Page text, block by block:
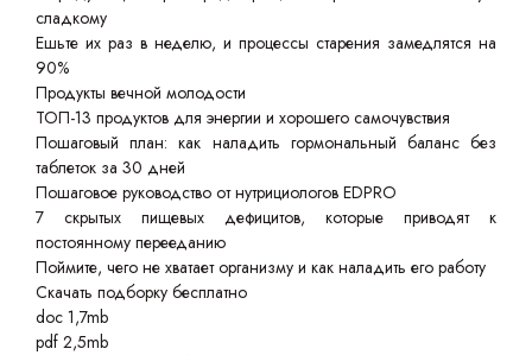
сладкому
Ешьте их раз в неделю, и процессы старения замедлятся на
90%
Продукты вечной молодости
ТОП-13 продуктов для энергии и хорошего самочувствия
Пошаговый план: как наладить гормональный баланс без
таблеток за 30 дней
Пошаговое руководство от нутрициологов EDPRO
7 скрытых пищевых дефицитов, которые приводят к
постоянному перееданию
Поймите, чего не хватает организму и как наладить его работу
Скачать подборку бесплатно
doc 1,7mb
pdf 2,5mb